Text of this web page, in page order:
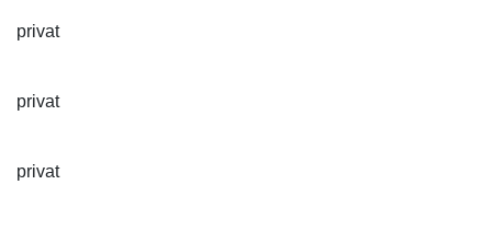
privat
privat
privat